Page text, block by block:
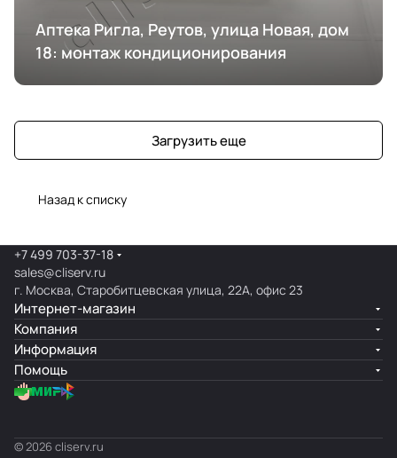
Аптека Ригла, Реутов, улица Новая, дом
18: монтаж кондиционирования
Загрузить еще
Назад к списку
+7 499 703-37-18
sales@cliserv.ru
г. Москва, Старобитцевская улица, 22А, офис 23
Интернет-магазин
Компания
Информация
Помощь
© 2026 cliserv.ru